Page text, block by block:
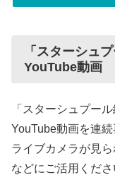
「スターシュ
YouTube動画
「スターシュプー
YouTube動画を連続
ライブカメラが見
などにご活用くださ